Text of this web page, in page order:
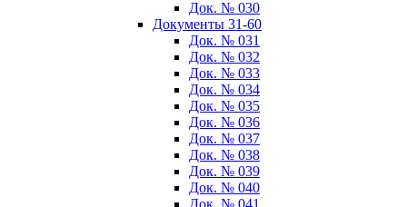
Док. № 030
Документы 31-60
Док. № 031
Док. № 032
Док. № 033
Док. № 034
Док. № 035
Док. № 036
Док. № 037
Док. № 038
Док. № 039
Док. № 040
Док. № 041